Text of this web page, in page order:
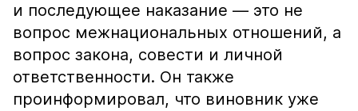
и последующее наказание — это не
вопрос межнациональных отношений, а
вопрос закона, совести и личной
ответственности. Он также
проинформировал, что виновник уже